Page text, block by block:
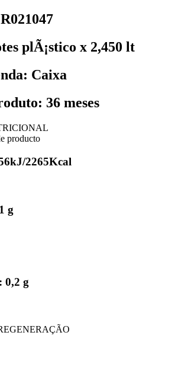
plÃ¡stico x 2,450 lt
Caixa
36 meses
producto
2265Kcal
g
0,2 g